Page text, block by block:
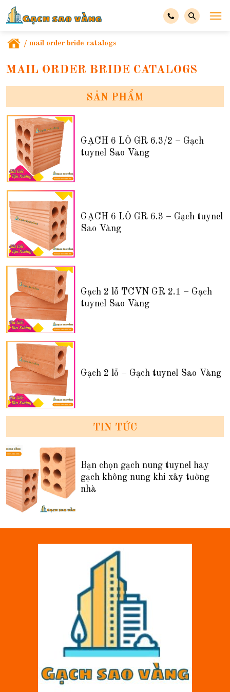
/ mail order bride catalogs
MAIL ORDER BRIDE CATALOGS
SẢN PHẨM
GẠCH 6 LỖ GR 6.3/2 – Gạch
tuynel Sao Vàng
GẠCH 6 LỖ GR 6.3 – Gạch tuynel
Sao Vàng
Gạch 2 lỗ TCVN GR 2.1 – Gạch
tuynel Sao Vàng
Gạch 2 lỗ – Gạch tuynel Sao Vàng
TIN TỨC
Bạn chọn gạch nung tuynel hay
gạch không nung khi xây tường
nhà